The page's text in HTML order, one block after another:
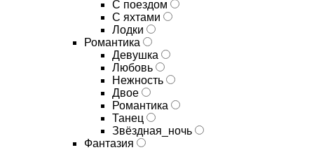
С поездом
С яхтами
Лодки
Романтика
Девушка
Любовь
Нежность
Двое
Романтика
Танец
Звёздная_ночь
Фантазия